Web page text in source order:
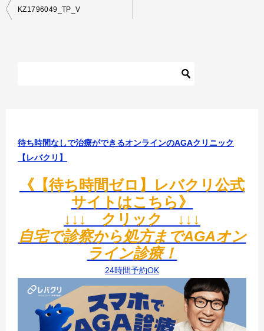
投
KZ1796049_TP_V
待ち時間なしで治療ができるオンラインのAGAクリニック
【レバクリ】
《【待ち時間ゼロ】レバクリ公式
サイトはこちら》
↓↓↓ クリック ↓↓↓
自宅で診察から処方までAGAオン
ライン診療！
24時間予約OK